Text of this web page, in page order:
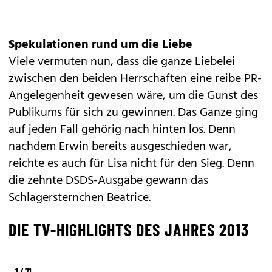
Spekulationen rund um die Liebe
Viele vermuten nun, dass die ganze Liebelei
zwischen den beiden Herrschaften eine reibe PR-
Angelegenheit gewesen wäre, um die Gunst des
Publikums für sich zu gewinnen. Das Ganze ging
auf jeden Fall gehörig nach hinten los. Denn
nachdem Erwin bereits ausgeschieden war,
reichte es auch für Lisa nicht für den Sieg. Denn
die zehnte DSDS-Ausgabe gewann das
Schlagersternchen Beatrice.
DIE TV-HIGHLIGHTS DES JAHRES 2013